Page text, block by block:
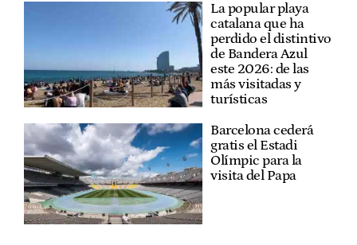
La popular playa
catalana que ha
perdido el distintivo
de Bandera Azul
este 2026: de las
más visitadas y
turísticas
Barcelona cederá
gratis el Estadi
Olímpic para la
visita del Papa